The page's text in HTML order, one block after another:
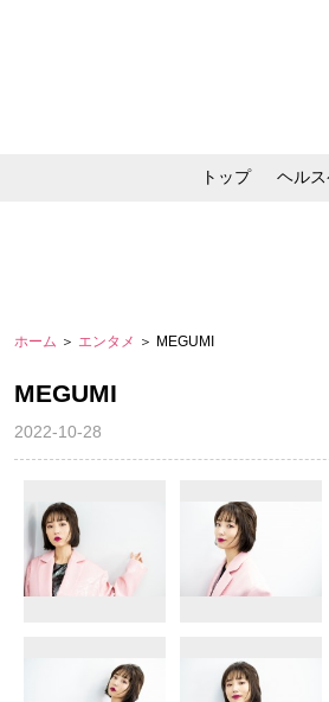
トップ ヘル
ホーム ＞ エンタメ ＞ MEGUMI
MEGUMI
2022-10-28